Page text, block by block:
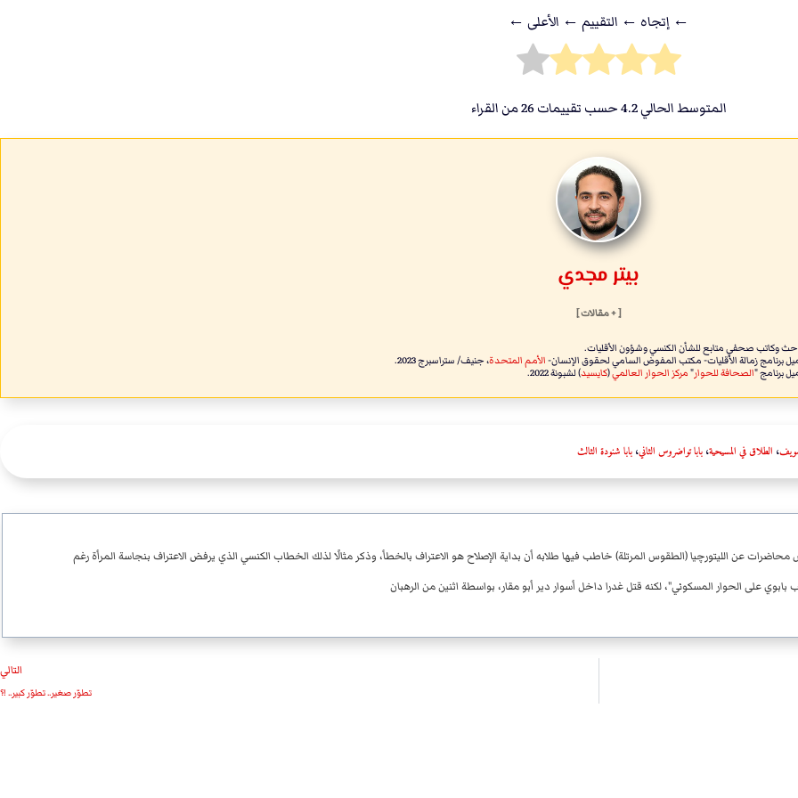
← إتجاه ← التقييم ← اﻷعلى ←
المتوسط الحالي4.2حسب تقييمات26من القراء
بيتر مجدي
[ + مقالات ]
وكاتب صحفي متابع للشأن الكنسي وشؤون الأقليات.
برنامج زمالة الأقليات- مكتب المفوض السامي لحقوق الإنسان-الأمم المتحدة، جنيف/ ستراسبرج 2023.
برنامج "الصحافة للحوار"مركز الحوار العالمي(كايسيد) لشبونة 2022.
، الطلاق في المسيحية، بابا تواضروس الثاني، بابا شنودة الثالث
محاضرات عن الليتورچيا (الطقوس المرتلة) خاطب فيها طلابه أن بداية الإصلاح هو الاعتراف بالخطأ، وذكر مثالًا لذلك الخطاب الكنسي الذي يرفض الاعتراف بنجاسة المرأة رغم
على الحوار المسكوني"، لكنه قتل غدرا داخل أسوار دير أبو مقار، بواسطة اثنين من الرهبان
التالي
تطوّر صغير.. تطوّر كبير.. !؟